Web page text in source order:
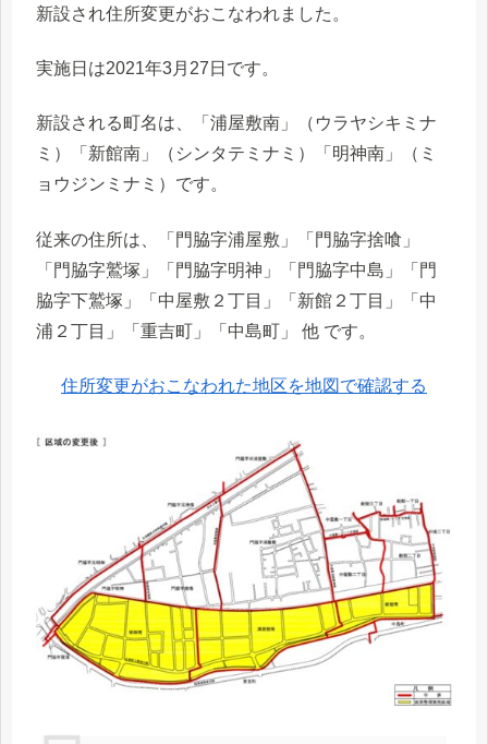
新設され住所変更がおこなわれました。
実施日は2021年3月27日です。
新設される町名は、「浦屋敷南」（ウラヤシキミナ
ミ）「新館南」（シンタテミナミ）「明神南」（ミ
ョウジンミナミ）です。
従来の住所は、「門脇字浦屋敷」「門脇字捨喰」
「門脇字鷲塚」「門脇字明神」「門脇字中島」「門
脇字下鷲塚」「中屋敷２丁目」「新館２丁目」「中
浦２丁目」「重吉町」「中島町」 他 です。
住所変更がおこなわれた地区を地図で確認する